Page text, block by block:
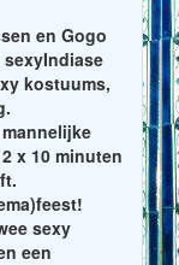
en Gogo
kostuums,
x 10 minuten
sexy
een